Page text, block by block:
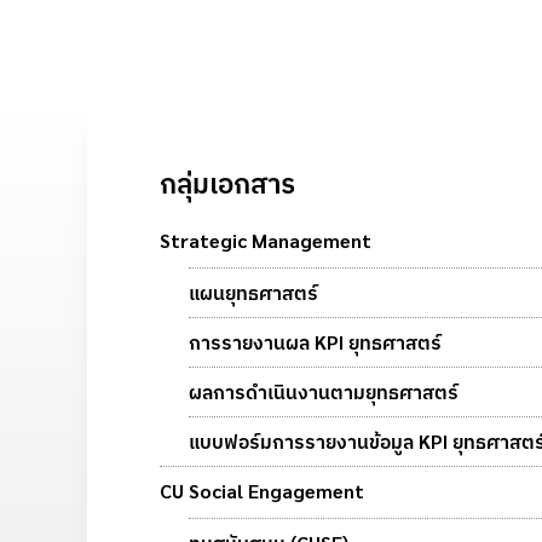
กลุ่มเอกสาร
Strategic Management
แผนยุทธศาสตร์
การรายงานผล KPI ยุทธศาสตร์
ผลการดำเนินงานตามยุทธศาสตร์
แบบฟอร์มการรายงานข้อมูล KPI ยุทธศาสต
CU Social Engagement